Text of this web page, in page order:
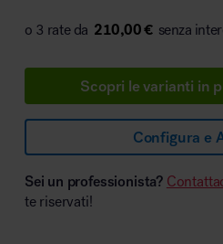
210,00 €
Scopri le varianti in
Configura e
Sei un professionista?
te riservati!